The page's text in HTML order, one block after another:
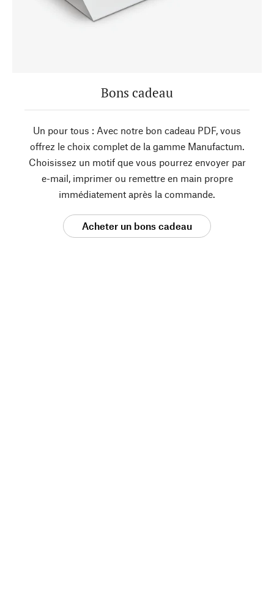
Bons cadeau
Un pour tous : Avec notre bon cadeau PDF, vous
offrez le choix complet de la gamme Manufactum.
Choisissez un motif que vous pourrez envoyer par
e-mail, imprimer ou remettre en main propre
immédiatement après la commande.
Acheter un bons cadeau